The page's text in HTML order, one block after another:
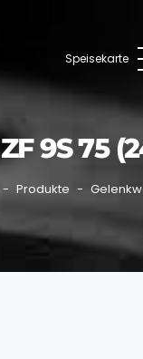
Speisekarte
ZF 9S 75
Produkte